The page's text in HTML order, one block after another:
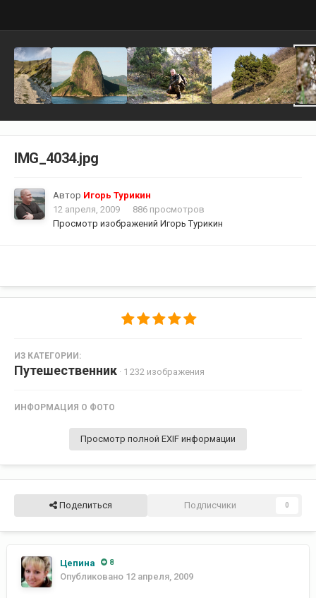
IMG_4034.jpg
Автор Игорь Турикин
12 апреля, 2009
886 просмотров
Просмотр изображений Игорь Турикин
ИЗ КАТЕГОРИИ:
Путешественник · 1 232 изображения
ИНФОРМАЦИЯ О ФОТО
Просмотр полной EXIF информации
Поделиться Подписчики 0
Цепина 8
Опубликовано 12 апреля, 2009